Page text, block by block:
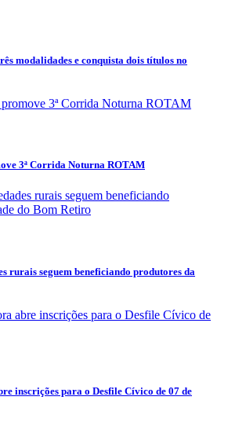
modalidades e conquista dois títulos no
3ª Corrida Noturna ROTAM
rurais seguem beneficiando produtores da
inscrições para o Desfile Cívico de 07 de